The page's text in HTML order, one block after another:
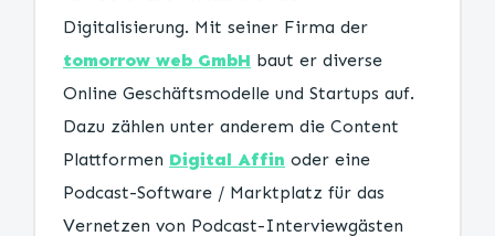
Digitalisierung. Mit seiner Firma der
tomorrow web GmbH baut er diverse
Online Geschäftsmodelle und Startups auf.
Dazu zählen unter anderem die Content
Plattformen Digital Affin oder eine
Podcast-Software / Marktplatz für das
Vernetzen von Podcast-Interviewgästen